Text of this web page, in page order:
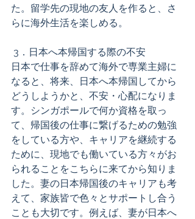
た。留学先の現地の友人を作ると、さ
らに海外生活を楽しめる。
3．日本へ本帰国する際の不安
日本で仕事を辞めて海外で専業主婦に
なると、将来、日本へ本帰国してから
どうしようかと、不安・心配になりま
す。シンガポールで何か資格を取っ
て、帰国後の仕事に繋げるための勉強
をしている方や、キャリアを継続する
ために、現地でも働いている方々がお
られることをこちらに来てから知りま
した。妻の日本帰国後のキャリアも考
えて、家族皆で色々とサポートし合う
ことも大切です。例えば、妻が日本へ